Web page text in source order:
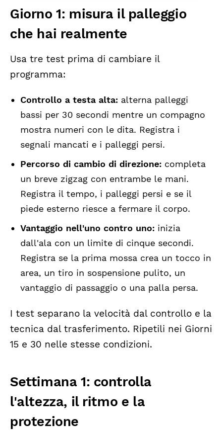
Giorno 1: misura il palleggio
che hai realmente
Usa tre test prima di cambiare il
programma:
Controllo a testa alta:alterna palleggi
bassi per 30 secondi mentre un compagno
mostra numeri con le dita. Registra i
segnali mancati e i palleggi persi.
Percorso di cambio di direzione:completa
un breve zigzag con entrambe le mani.
Registra il tempo, i palleggi persi e se il
piede esterno riesce a fermare il corpo.
Vantaggio nell'uno contro uno:inizia
dall'ala con un limite di cinque secondi.
Registra se la prima mossa crea un tocco in
area, un tiro in sospensione pulito, un
vantaggio di passaggio o una palla persa.
I test separano la velocità dal controllo e la
tecnica dal trasferimento. Ripetili nei Giorni
15 e 30 nelle stesse condizioni.
Settimana 1: controlla
l'altezza, il ritmo e la
protezione